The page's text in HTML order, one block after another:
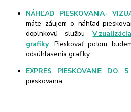
NÁHĽAD PIESKOVANIA-
máte záujem o náhľad
doplnkovú službu
grafiky. Pieskovať potom
odsúhlasenia grafiky.
EXPRES PIESKOVANIE DO
pieskovania